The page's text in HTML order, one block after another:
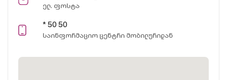
ელ. ფოსტა
* 50 50
საინფორმაციო ცენტრი მობილურიდან